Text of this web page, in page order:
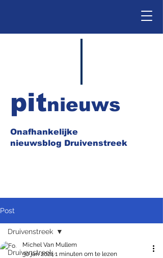
Onafhankelijke
nieuwsblog Druivenstreek
pitnieuws
Post
Druivenstreek
Druivenstreek
Michel Van Mullem
30 jan 2024 1 minuten om te lezen